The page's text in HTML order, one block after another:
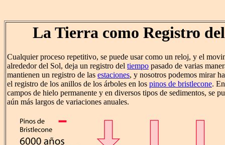
La Tierra como Registro
Cualquier proceso repetitivo, se puede usar como un reloj, y el
alrededor del Sol, deja un registro del tiempo pasado de varias
mantienen un registro de las estaciones, y nosotros podemos mirar
el registro de los anillos de los árboles en los pinos de bristlecone.
campos de hielo permanente y en diversos tipos de sedimentos, se
aún más largos de variaciones anuales.